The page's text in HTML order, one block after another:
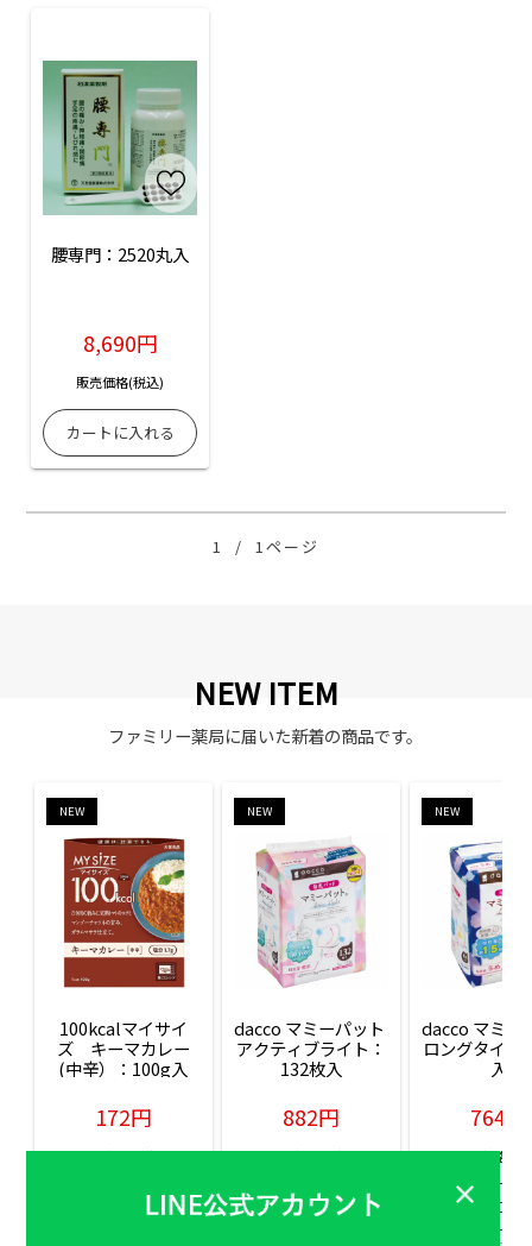
腰専門：2520丸入
8,690円
販売価格(税込)
1 / 1ページ
NEW ITEM
ファミリー薬局に届いた新着の商品です。
NEW
100kcalマイサイ
ズ　キーマカレー
(中辛）：100g入
172円
販売価格(税込)
NEW
dacco マミーパット
アクティブライト：
132枚入
882円
販売価格(税込)
NEW
dacco マミー
ロングタイム
入
764円
販売価格(税